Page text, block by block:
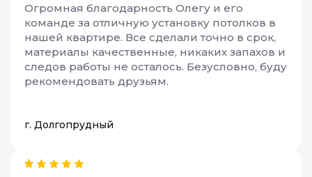
Огромная благодарность Олегу и его
команде за отличную установку потолков в
нашей квартире. Все сделали точно в срок,
материалы качественные, никаких запахов и
следов работы не осталось. Безусловно, буду
рекомендовать друзьям.
г. Долгопрудный